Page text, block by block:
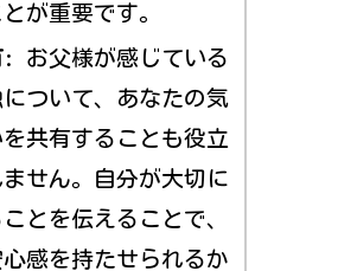
が重要です。
: お父様が感じている
ついて、あなたの気
共有することも役立
せん。自分が大切に
とを伝えることで、
感を持たせられるか